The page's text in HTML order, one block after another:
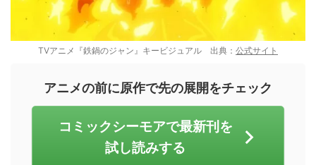
TVアニメ『鉄鍋のジャン』キービジュアル 出典： 公式サイト
アニメの前に原作で先の展開をチェック
コミックシーモアで最新刊を
試し読みする